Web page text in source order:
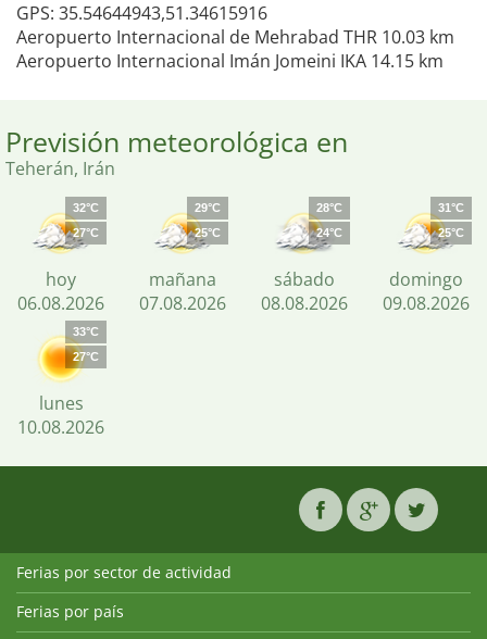
GPS: 35.54644943,51.34615916
Aeropuerto Internacional de Mehrabad THR 10.03 km
Aeropuerto Internacional Imán Jomeini IKA 14.15 km
Previsión meteorológica en
Teherán, Irán
32°C
27°C
hoy
06.08.2026
29°C
25°C
mañana
07.08.2026
28°C
24°C
sábado
08.08.2026
31°C
25°C
domingo
09.08.2026
33°C
27°C
lunes
10.08.2026
Ferias por sector de actividad
Ferias por país